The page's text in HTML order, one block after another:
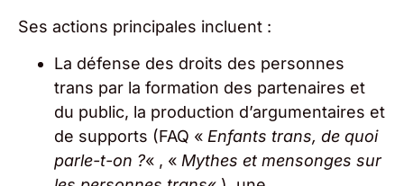
Ses actions principales incluent :
La défense des droits des personnes
trans par la formation des partenaires et
du public, la production d’argumentaires et
de supports (FAQ « Enfants trans, de quoi
parle-t-on ?« , « Mythes et mensonges sur